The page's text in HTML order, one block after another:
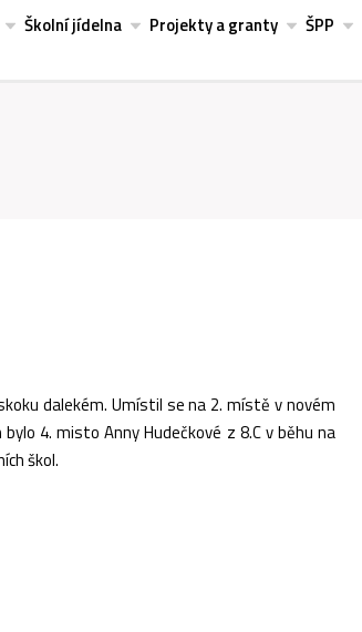
Školní jídelna Projekty a granty ŠPP
dalekém. Umístil se na 2. místě v novém
4. misto Anny Hudečkové z 8.C v běhu na
škol.